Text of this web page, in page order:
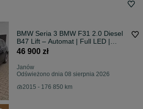
BMW Seria 3 BMW F31 2.0 Diesel
B47 Lift – Automat | Full LED |
Jasne skóry | Keyle
46 900 zł
Janów
Odświeżono dnia 08 sierpnia 2026
2015 - 176 850 km